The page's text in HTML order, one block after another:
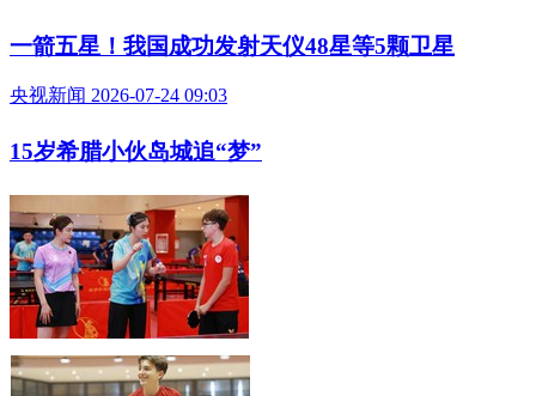
一箭五星！我国成功发射天仪48星等5颗卫星
央视新闻 2026-07-24 09:03
15岁希腊小伙岛城追“梦”